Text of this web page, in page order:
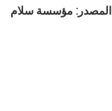
مؤسسة سلام